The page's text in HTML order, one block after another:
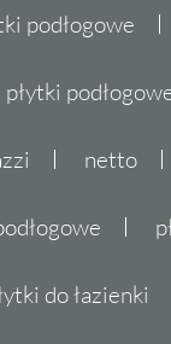
podłogowe
płytki
netto
do łazienki